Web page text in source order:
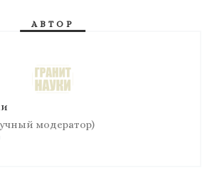
АВТОР
модератор)